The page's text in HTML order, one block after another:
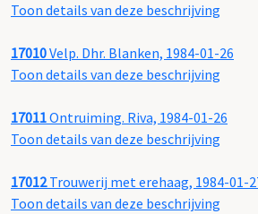
Toon details van deze beschrijving
17010Velp. Dhr. Blanken, 1984-01-26
Toon details van deze beschrijving
17011Ontruiming. Riva, 1984-01-26
Toon details van deze beschrijving
17012Trouwerij met erehaag, 1984-01-
Toon details van deze beschrijving